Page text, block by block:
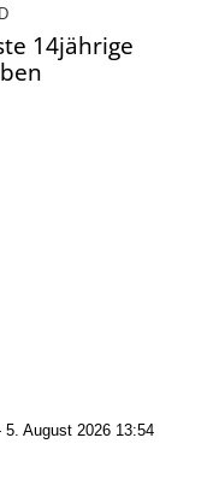
14jährige
August 2026 13:54